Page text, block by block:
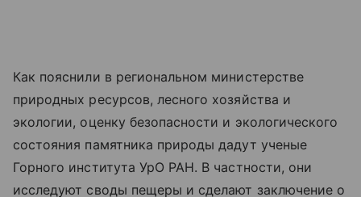
Как пояснили в региональном министерстве
природных ресурсов, лесного хозяйства и
экологии, оценку безопасности и экологического
состояния памятника природы дадут ученые
Горного института УрО РАН. В частности, они
исследуют своды пещеры и сделают заключение о